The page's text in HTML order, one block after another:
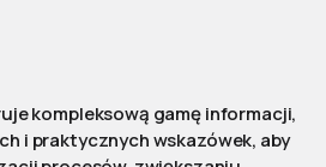
kompleksową gamę informacji,
i praktycznych wskazówek, aby